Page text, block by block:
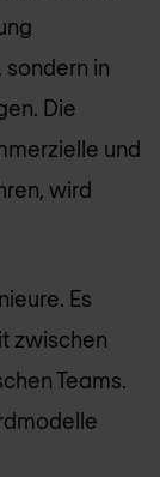
in
Die
und
wird
Es
zwischen
Teams.